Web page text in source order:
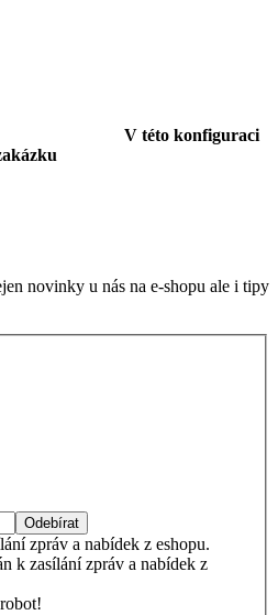
V této konfiguraci
novinky u nás na e-shopu ale i tipy
Odebírat
zpráv a nabídek z eshopu.
k zasílání zpráv a nabídek z